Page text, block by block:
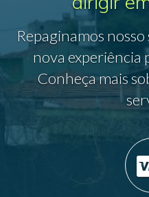
Repaginamos
nova experiência
Conheça mais